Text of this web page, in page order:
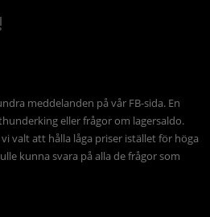
meddelanden på vår FB-sida. En
eller frågor om lagersaldo.
valt att hålla låga priser istället för höga
kunna svara på alla de frågor som